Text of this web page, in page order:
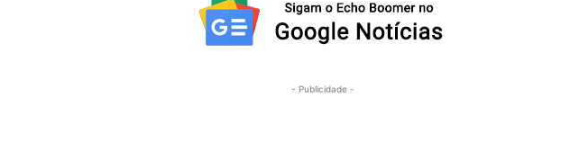
- Publicidade -